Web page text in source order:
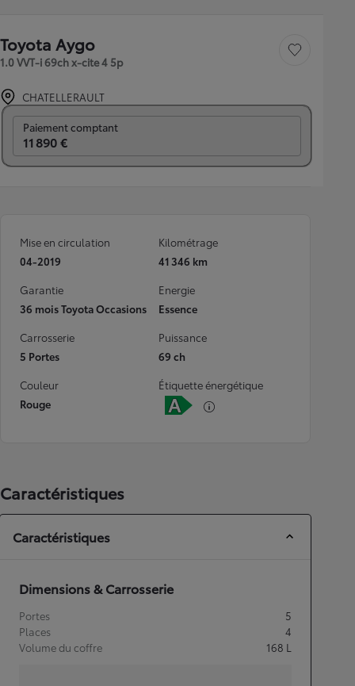
Toyota Aygo
1.0 VVT-i 69ch x-cite 4 5p
Sauvegarder le
CHATELLERAULT
Paiement comptant
11 890 €
Mise en circulation
04-2019
Kilométrage
41 346 km
Garantie
36 mois Toyota Occasions
Energie
Essence
Carrosserie
5 Portes
Puissance
69 ch
Couleur
Rouge
Étiquette énergétique
Caractéristiques
Caractéristiques
Dimensions & Carrosserie
Portes
5
Places
4
Volume du coffre
168 L